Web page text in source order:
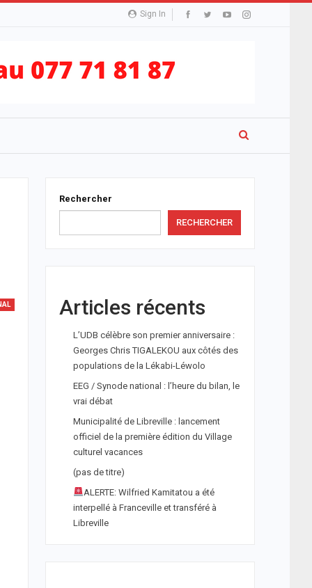
Sign In
Rechercher
RECHERCHER
Articles récents
L’UDB célèbre son premier anniversaire :
Georges Chris TIGALEKOU aux côtés des
populations de la Lékabi-Léwolo
EEG / Synode national : l’heure du bilan, le
vrai débat
Municipalité de Libreville : lancement
officiel de la première édition du Village
culturel vacances
(pas de titre)
ALERTE: Wilfried Kamitatou a été
interpellé à Franceville et transféré à
Libreville